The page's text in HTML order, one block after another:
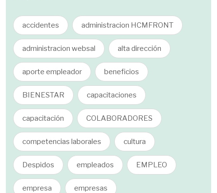
accidentes administracion HCMFRONT
administracion websal alta dirección
aporte empleador beneficios
BIENESTAR capacitaciones
capacitación COLABORADORES
competencias laborales cultura
Despidos empleados EMPLEO
empresa empresas